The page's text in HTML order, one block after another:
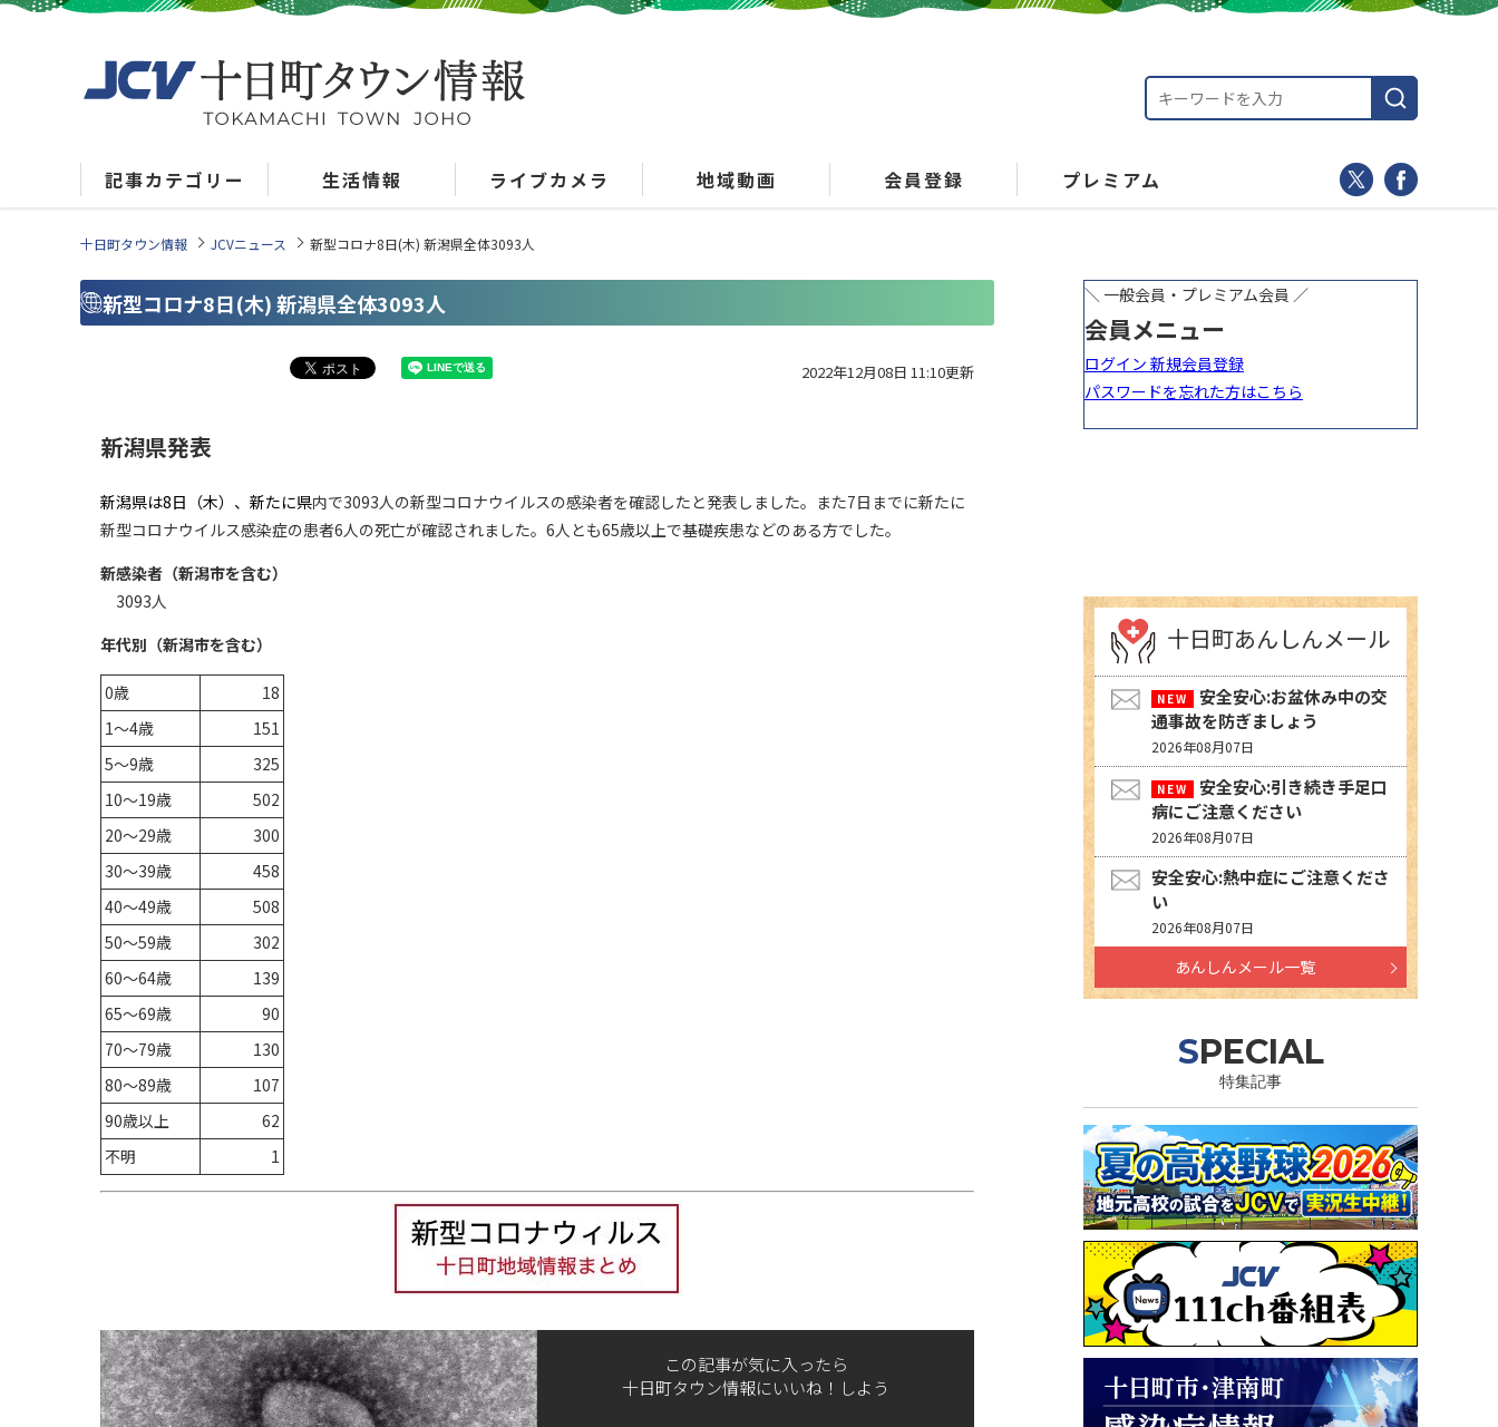
記事カテゴリー 生活情報 ライブカメラ 地域動画 会員登録 プレミアム
十日町タウン情報 JCVニュース 新型コロナ8日(木) 新潟県全体3093人
新型コロナ8日(木) 新潟県全体3093人
2022年12月08日 11:10更新
新潟県発表
新潟県は8日（木） 、新たに県内で3093人の新型コロナウイルスの感染者を確認したと発表しました。また7日までに新たに
新型コロナウイルス感染症の患者6人の死亡が確認されました。6人とも65歳以上で基礎疾患などのある方でした。
新感染者（新潟市を含む）
3093人
年代別（新潟市を含む）
0歳
18
1～4歳
151
5～9歳
325
10～19歳
502
20～29歳
300
30～39歳
458
40～49歳
508
50～59歳
302
60～64歳
139
65～69歳
90
70～79歳
130
80～89歳
107
90歳以上
62
不明
1
この記事が気に入ったら
十日町タウン情報にいいね！しよう
十日町あんしんメール
安全安心:お盆休み中の交
通事故を防ぎましょう
2026年08月07日
安全安心:引き続き手足口
病にご注意ください
2026年08月07日
安全安心:熱中症にご注意くださ
い
2026年08月07日
あんしんメール一覧
SPECIAL
特集記事